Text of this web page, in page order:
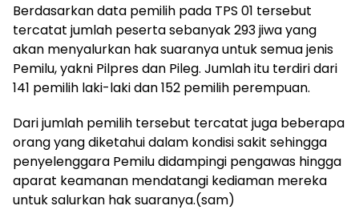
Berdasarkan data pemilih pada TPS 01 tersebut
tercatat jumlah peserta sebanyak 293 jiwa yang
akan menyalurkan hak suaranya untuk semua jenis
Pemilu, yakni Pilpres dan Pileg. Jumlah itu terdiri dari
141 pemilih laki-laki dan 152 pemilih perempuan.
Dari jumlah pemilih tersebut tercatat juga beberapa
orang yang diketahui dalam kondisi sakit sehingga
penyelenggara Pemilu didampingi pengawas hingga
aparat keamanan mendatangi kediaman mereka
untuk salurkan hak suaranya.(sam)